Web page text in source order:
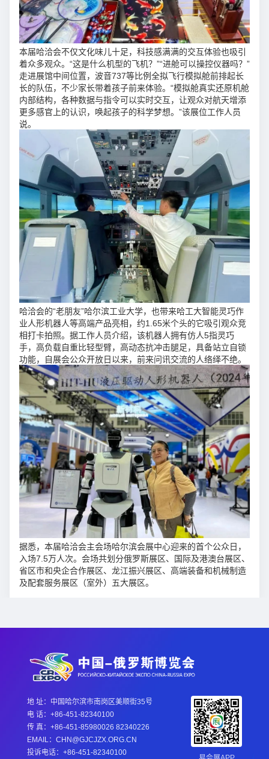
本届哈洽会不仅文化味儿十足，科技感满满的交互体验也吸引
着众多观众。“这是什么机型的飞机？”“进舱可以操控仪器吗？”
走进展馆中间位置，波音737等比例全拟飞行模拟舱前排起长
长的队伍，不少家长带着孩子前来体验。“模拟舱真实还原机舱
内部结构，各种数据与指令可以实时交互，让观众对航天增添
更多感官上的认识，唤起孩子的科学梦想。”该展位工作人员
说。
哈洽会的“老朋友”哈尔滨工业大学，也带来哈工大智能灵巧作
业人形机器人等高端产品亮相，约1.65米个头的它吸引观众竞
相打卡拍照。据工作人员介绍，该机器人拥有仿人5指灵巧
手，高负载自重比轻型臂，高动态抗冲击腿足，具备站立自锁
功能，自展会公众开放日以来，前来问讯交流的人络绎不绝。
据悉，本届哈洽会主会场哈尔滨会展中心迎来的首个公众日，
入场7.5万人次。会场共划分俄罗斯展区、国际及港澳台展区、
省区市和央企合作展区、龙江振兴展区、高端装备和机械制造
及配套服务展区（室外）五大展区。
地 址：中国哈尔滨市南岗区美顺街35号
电 话：+86-451-82340100
传 真：+86-451-85980026 82340226
EMAIL：CHN@GJCJZX.ORG.CN
投诉电话：+86-451-82340100